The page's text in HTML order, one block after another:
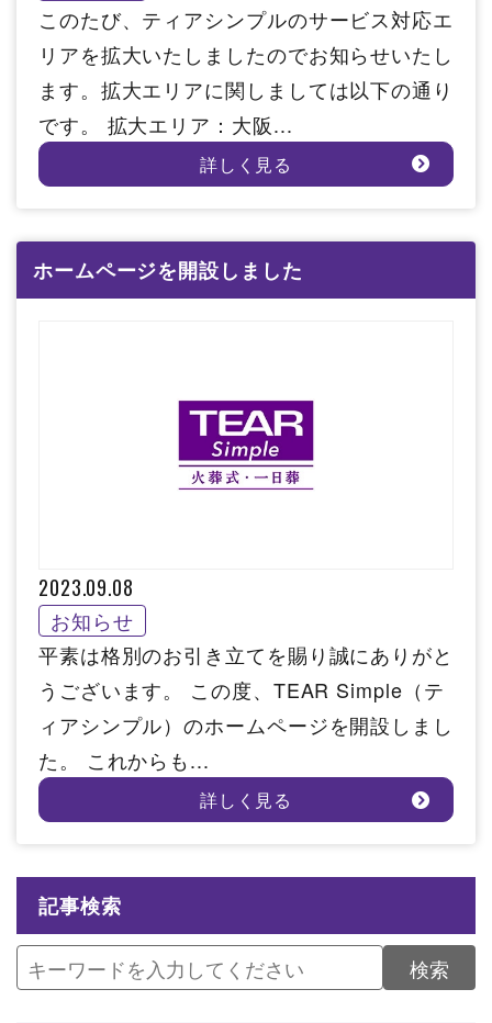
このたび、ティアシンプルのサービス対応エ
リアを拡大いたしましたのでお知らせいたし
ます。拡大エリアに関しましては以下の通り
です。 拡大エリア：大阪...
詳しく見る
ホームページを開設しました
2023.09.08
お知らせ
平素は格別のお引き立てを賜り誠にありがと
うございます。 この度、TEAR Simple（テ
ィアシンプル）のホームページを開設しまし
た。 これからも...
詳しく見る
記事検索
検索